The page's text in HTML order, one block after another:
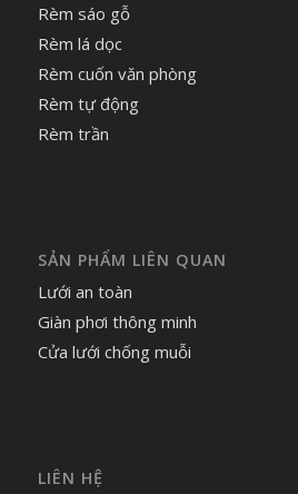
Rèm sáo gỗ
Rèm lá dọc
Rèm cuốn văn phòng
Rèm tự động
Rèm trần
SẢN PHẨM LIÊN QUAN
Lưới an toàn
Giàn phơi thông minh
Cửa lưới chống muỗi
LIÊN HỆ